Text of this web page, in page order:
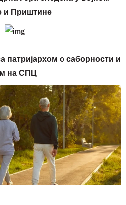
и Приштине
патријархом о саборности и
на СПЦ